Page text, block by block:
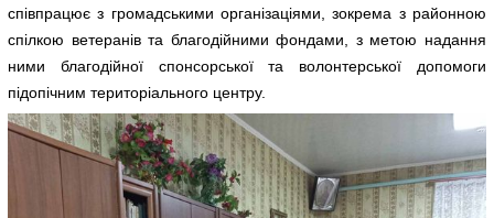
співпрацює з громадськими організаціями, зокрема з районною
спілкою ветеранів та благодійними фондами, з метою надання
ними благодійної спонсорської та волонтерської допомоги
підопічним територіального центру.